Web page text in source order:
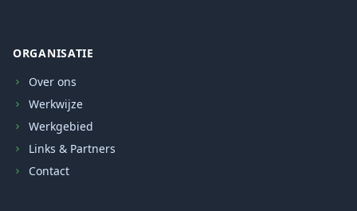
ORGANISATIE
Over ons
Werkwijze
Werkgebied
Links & Partners
Contact